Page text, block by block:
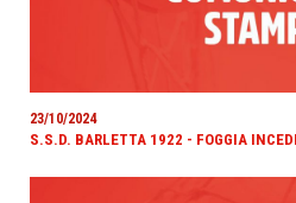
23/10/2024
S.S.D. BARLETTA 1922 - FOGGIA